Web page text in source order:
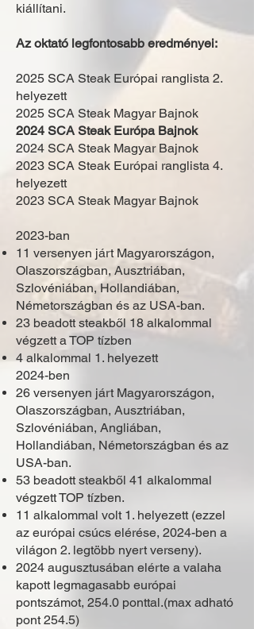
kiállítani.
Az oktató legfontosabb eredményei:
2025 SCA Steak Európai ranglista 2.
helyezett​
2025 SCA Steak Magyar Bajnok
2024 SCA Steak Európa Bajnok
2024 SCA Steak Magyar Bajnok
2023 SCA Steak Európai ranglista 4.
helyezett
2023 SCA Steak Magyar Bajnok
2023-ban
11 versenyen járt Magyarországon,
Olaszországban, Ausztriában,
Szlovéniában, Hollandiában,
Németországban és az USA-ban.
23 beadott steakből 18 alkalommal
végzett a TOP tízben
4 alkalommal 1. helyezett
2024-ben
26 versenyen járt Magyarországon,
Olaszországban, Ausztriában,
Szlovéniában, Angliában,
Hollandiában, Németországban és az
USA-ban.
53 beadott steakből 41 alkalommal
végzett TOP tízben.
11 alkalommal volt 1. helyezett (ezzel
az európai csúcs elérése, 2024-ben a
világon 2. legtöbb nyert verseny).
2024 augusztusában elérte a valaha
kapott legmagasabb európai
pontszámot, 254.0 ponttal.(max adható
pont 254.5)